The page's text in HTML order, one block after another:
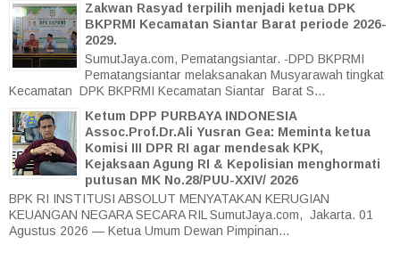
Zakwan Rasyad terpilih menjadi ketua DPK
BKPRMI Kecamatan Siantar Barat periode 2026-
2029.
SumutJaya.com, Pematangsiantar. -DPD BKPRMI
Pematangsiantar melaksanakan Musyarawah tingkat
Kecamatan DPK BKPRMI Kecamatan Siantar Barat S...
Ketum DPP PURBAYA INDONESIA
Assoc.Prof.Dr.Ali Yusran Gea: Meminta ketua
Komisi III DPR RI agar mendesak KPK,
Kejaksaan Agung RI & Kepolisian menghormati
putusan MK No.28/PUU-XXIV/ 2026
BPK RI INSTITUSI ABSOLUT MENYATAKAN KERUGIAN
KEUANGAN NEGARA SECARA RIL SumutJaya.com, Jakarta. 01
Agustus 2026 — Ketua Umum Dewan Pimpinan...